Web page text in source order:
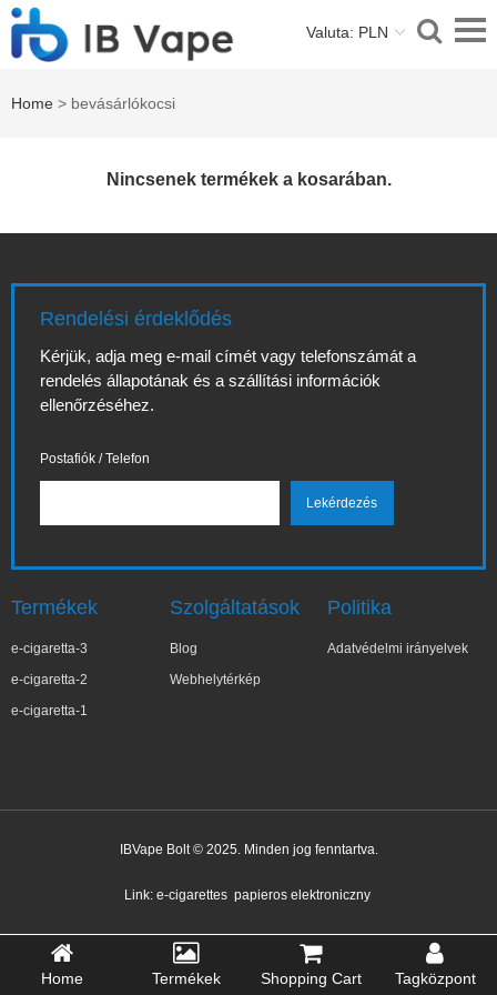
Valuta: PLN
Home > bevásárlókocsi
Nincsenek termékek a kosarában.
Rendelési érdeklődés
Kérjük, adja meg e-mail címét vagy telefonszámát a
rendelés állapotának és a szállítási információk
ellenőrzéséhez.
Postafiók / Telefon
Termékek
e-cigaretta-3
e-cigaretta-2
e-cigaretta-1
Szolgáltatások
Blog
Webhelytérkép
Politika
Adatvédelmi irányelvek
IBVape Bolt © 2025. Minden jog fenntartva.
Link: e-cigarettes papieros elektroniczny
Home Termékek Shopping Cart Tagközpont